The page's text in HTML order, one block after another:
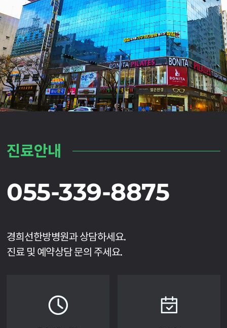
진료안내
055-339-8875
경희선한방병원과 상담하세요.
진료 및 예약상담 문의 주세요.